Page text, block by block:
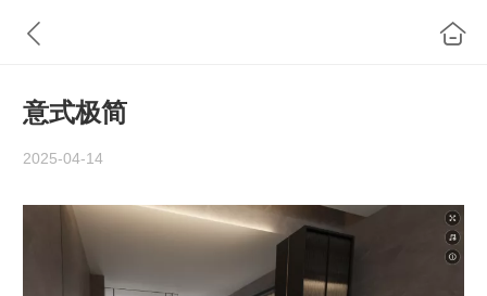
意式极简
2025-04-14